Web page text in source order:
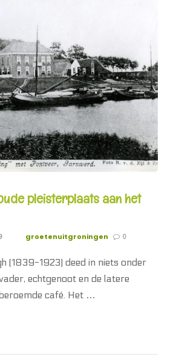
pleisterplaats aan het
groetenuitgroningen 0
(1839-1923) deed in niets onder
echtgenoot en de latere
café. Het …